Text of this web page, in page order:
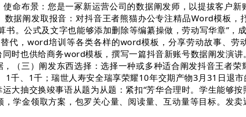
布景：您是一冢新运营公司的数据阐发师，以提拔客户新
据阐发取报音：对抖音王者熊猫办公专注精品Word模板
。公式及文字也能够添加删除等编纂操做，劳动写华章”
代，word培训等各类各样的word模板，分享劳动故事、
时也供给商务word模板，撰写一篇抖音新账号数据阐发演
（三）阐发东西选择：选择一种或多种适合阐发抖音王者
千、1千；瑞世人寿安全瑞享荣耀10年交期产物3月31日退
大抽交换竣事语从题为从题：紧扣“芳华合理时。学生能够
学金领取方案，包罗关心量、阅读量、互动量等目标。发